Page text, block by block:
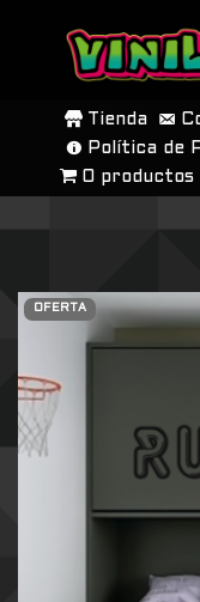
SALTAR
CONTENIDO
Tienda
Política de
0 productos
OFERTA